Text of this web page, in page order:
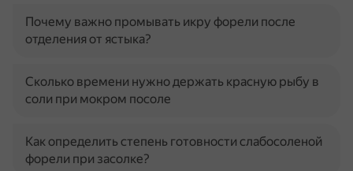
Почему важно промывать икру форели после
отделения от ястыка?
Сколько времени нужно держать красную рыбу в
соли при мокром посоле
Как определить степень готовности слабосоленой
форели при засолке?